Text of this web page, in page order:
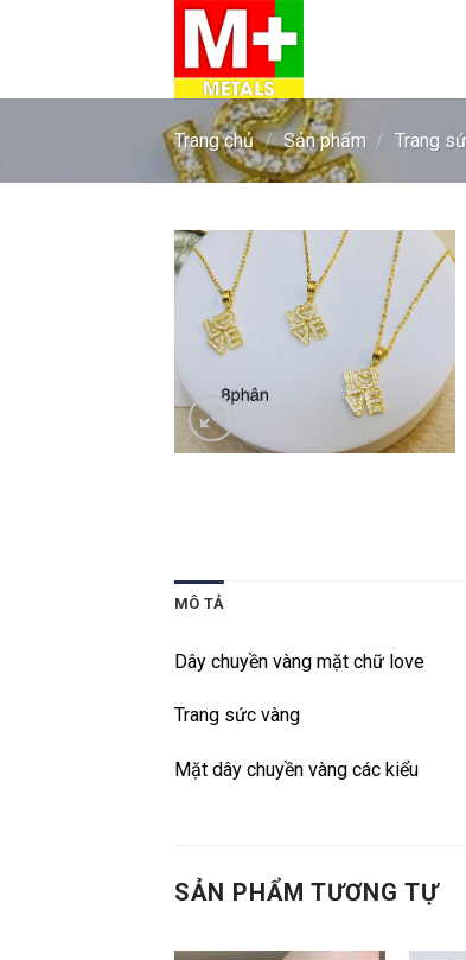
Trang chủ / Sản phẩm / Trang
Add to
MÔ TẢ
Dây chuyền vàng mặt chữ love
Trang sức vàng
Mặt dây chuyền vàng các kiểu
SẢN PHẨM TƯƠNG TỰ